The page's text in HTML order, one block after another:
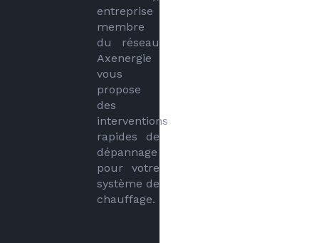
entreprise
membre
du réseau
Axenergie
vous
propose
des
interventions
rapides de
dépannage
pour votre
système de
chauffage.